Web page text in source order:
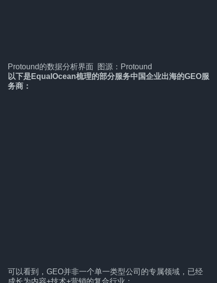
Protound的数据分析界面 图源：Protound
以下是EqualOcean梳理的部分服务中国企业出海的GEO服
务商：
可以看到，GEO并非一个单一类型公司的专属领域，已经
成长为内容+技术+营销的复合行业：